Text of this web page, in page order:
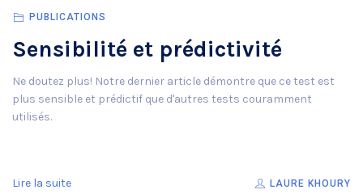
PUBLICATIONS
Sensibilité et prédictivité
Ne doutez plus! Notre dernier article démontre que ce test est
plus sensible et prédictif que d'autres tests couramment
utilisés.
Lire la suite LAURE KHOURY